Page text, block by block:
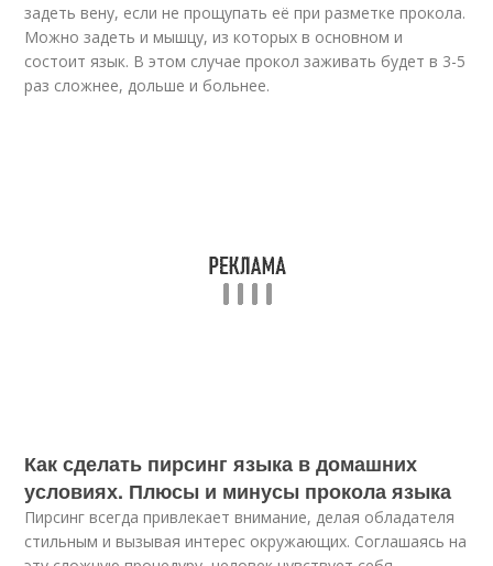
задеть вену, если не прощупать её при разметке прокола.
Можно задеть и мышцу, из которых в основном и
состоит язык. В этом случае прокол заживать будет в 3-5
раз сложнее, дольше и больнее.
Как сделать пирсинг языка в домашних
условиях. Плюсы и минусы прокола языка
Пирсинг всегда привлекает внимание, делая обладателя
стильным и вызывая интерес окружающих. Соглашаясь на